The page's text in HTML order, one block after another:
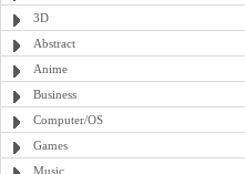
3D
Abstract
Anime
Business
Computer/OS
Games
Music